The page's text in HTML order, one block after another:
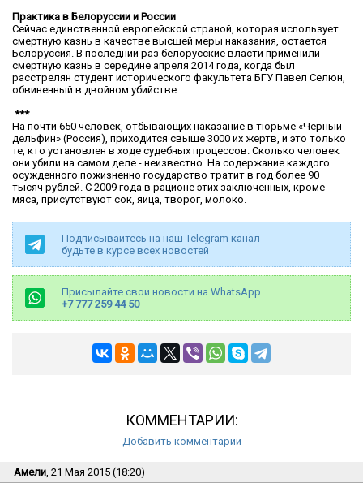
Практика в Белоруссии и России
Сейчас единственной европейской страной, которая использует
смертную казнь в качестве высшей меры наказания, остается
Белоруссия. В последний раз белорусские власти применили
смертную казнь в середине апреля 2014 года, когда был
расстрелян студент исторического факультета БГУ Павел Селюн,
обвиненный в двойном убийстве.
***
На почти 650 человек, отбывающих наказание в тюрьме «Черный
дельфин» (Россия), приходится свыше 3000 их жертв, и это только
те, кто установлен в ходе судебных процессов. Сколько человек
они убили на самом деле - неизвестно. На содержание каждого
осужденного пожизненно государство тратит в год более 90
тысяч рублей. С 2009 года в рационе этих заключенных, кроме
мяса, присутствуют сок, яйца, творог, молоко.
Подписывайтесь на наш Telegram канал -
будьте в курсе всех новостей
Присылайте свои новости на WhatsApp
+7 777 259 44 50
КОММЕНТАРИИ:
Добавить комментарий
Амели, 21 Мая 2015 (18:20)